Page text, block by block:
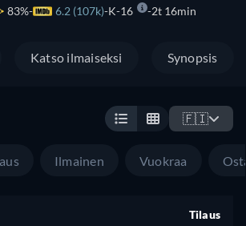
83% 6.2 (107k) K-16 2t 16min
Katso ilmaiseksi Synopsis
🇫🇮
Ilmainen Vuokraa
Tilaus